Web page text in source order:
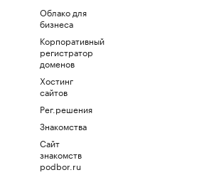
Облако для
бизнеса
Корпоративный
регистратор
доменов
Хостинг
сайтов
Рег.решения
Знакомства
Сайт
знакомств
podbor.ru